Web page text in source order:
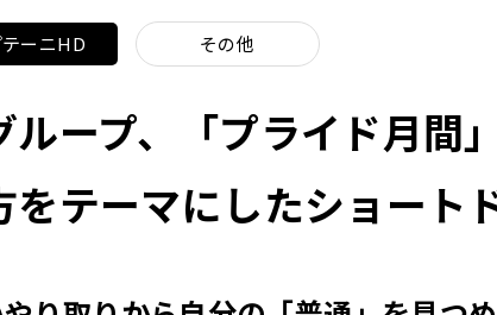
ーニHD その他
ループ、「プライド月間
をテーマにしたショート